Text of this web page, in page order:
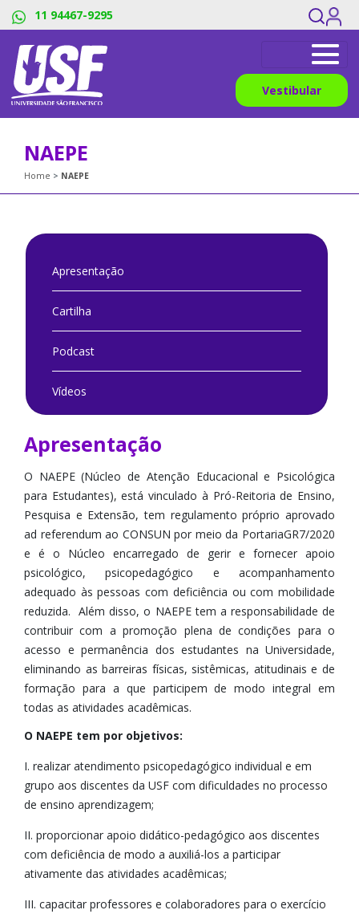
11 94467-9295
Vestibular
NAEPE
Home NAEPE
Apresentação
Cartilha
Podcast
Vídeos
Apresentação
O NAEPE (Núcleo de Atenção Educacional e Psicológica
para Estudantes), está vinculado à Pró-Reitoria de Ensino,
Pesquisa e Extensão, tem regulamento próprio aprovado
ad referendum ao CONSUN por meio da PortariaGR7/2020
e é o Núcleo encarregado de gerir e fornecer apoio
psicológico, psicopedagógico e acompanhamento
adequado às pessoas com deficiência ou com mobilidade
reduzida. Além disso, o NAEPE tem a responsabilidade de
contribuir com a promoção plena de condições para o
acesso e permanência dos estudantes na Universidade,
eliminando as barreiras físicas, sistêmicas, atitudinais e de
formação para a que participem de modo integral em
todas as atividades acadêmicas.
O NAEPE tem por objetivos:
I. realizar atendimento psicopedagógico individual e em
grupo aos discentes da USF com dificuldades no processo
de ensino aprendizagem;
II. proporcionar apoio didático-pedagógico aos discentes
com deficiência de modo a auxiliá-los a participar
ativamente das atividades acadêmicas;
III. capacitar professores e colaboradores para o exercício